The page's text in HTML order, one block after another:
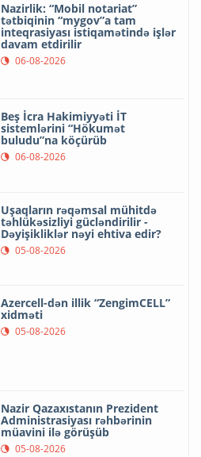
Nazirlik: “Mobil notariat”
tətbiqinin “mygov”a tam
inteqrasiyası istiqamətində işlər
davam etdirilir
06-08-2026
Beş İcra Hakimiyyəti İT
sistemlərini “Hökumət
buludu”na köçürüb
06-08-2026
Uşaqların rəqəmsal mühitdə
təhlükəsizliyi gücləndirilir -
Dəyişikliklər nəyi ehtiva edir?
05-08-2026
Azercell-dən illik “ZengimCELL”
xidməti
05-08-2026
Nazir Qazaxıstanın Prezident
Administrasiyası rəhbərinin
müavini ilə görüşüb
05-08-2026